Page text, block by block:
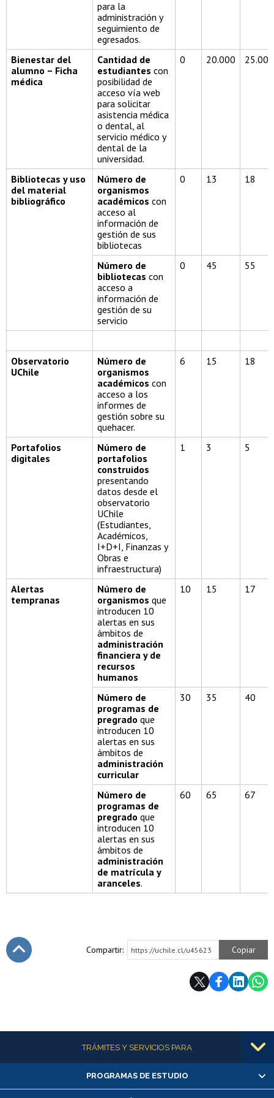
para la
administración y
seguimiento de
egresados.
Bienestar del
alumno – Ficha
médica
Cantidad de
estudiantes con
posibilidad de
acceso vía web
para solicitar
asistencia médica
o dental, al
servicio médico y
dental de la
universidad.
0 20.000 25.000
Bibliotecas y uso
del material
bibliográfico
Número de
organismos
académicos con
acceso al
información de
gestión de sus
bibliotecas
0 13 18
Número de
bibliotecas con
acceso a
información de
gestión de su
servicio
0 45 55
Observatorio
UChile
Número de
organismos
académicos con
acceso a los
informes de
gestión sobre su
quehacer.
6 15 18
Portafolios
digitales
Número de
portafolios
construidos
presentando
datos desde el
observatorio
UChile
(Estudiantes,
Académicos,
I+D+I, Finanzas y
Obras e
infraestructura)
1 3 5
Alertas
tempranas
Número de
organismos que
introducen 10
alertas en sus
ámbitos de
administración
financiera y de
recursos
humanos
10 15 17
Número de
programas de
pregrado que
introducen 10
alertas en sus
ámbitos de
administración
curricular
30 35 40
Número de
programas de
pregrado que
introducen 10
alertas en sus
ámbitos de
administración
de matrícula y
aranceles.
60 65 67
Compartir: https://uchile.cl/u45623 Copiar
Más informaciónTRÁMITES Y SERVICIOS PARA
Alumnas/os y exalumnas/os
PROGRAMAS DE ESTUDIO